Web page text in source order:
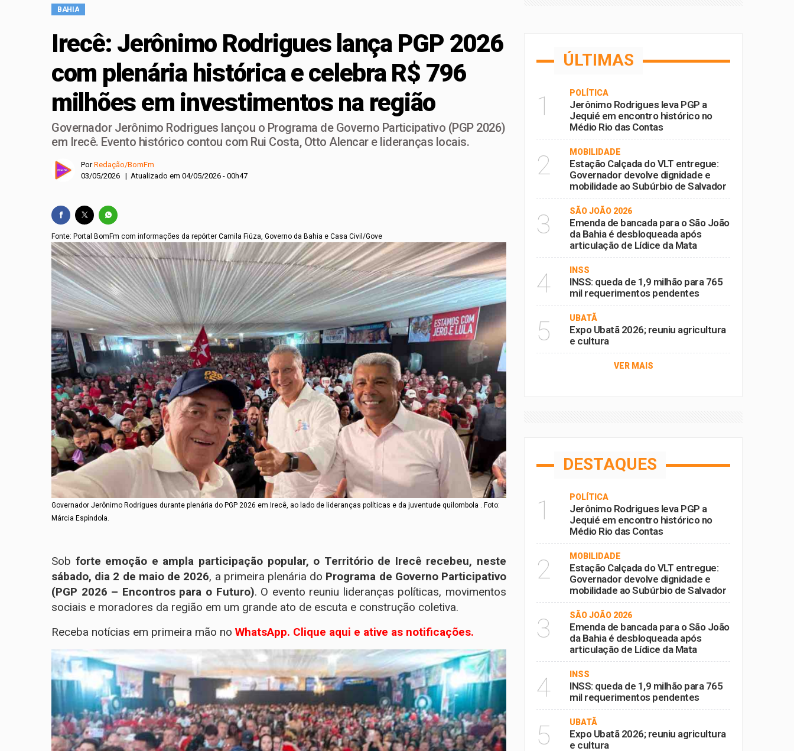
Jerônimo Rodrigues leva PGP a Jequié em encontro histórico no Médio Rio das Contas
Jerônimo Rodrigues inaugura Estação Calçada e devolve dignidade e mobilidade ao Subúrbio de Salvador
Emenda de bancada para o São João da Bahia é desbloqueada após articulação de Lídice da Mata
BAHIA
Irecê: Jerônimo Rodrigues lança PGP 2026
com plenária histórica e celebra R$ 796
milhões em investimentos na região
Governador Jerônimo Rodrigues lançou o Programa de Governo Participativo (PGP 2026)
em Irecê. Evento histórico contou com Rui Costa, Otto Alencar e lideranças locais.
PorRedação/BomFm
03/05/2026 | Atualizado em 04/05/2026 - 00h47
Fonte: Portal BomFm com informações da repórter Camila Fiúza, Governo da Bahia e Casa Civil/Gove
Governador Jerônimo Rodrigues durante plenária do PGP 2026 em Irecê, ao lado de lideranças políticas e da juventude quilombola . Foto:
Márcia Espíndola.
Sob forte emoção e ampla participação popular, o Território de Irecê recebeu, neste
sábado, dia 2 de maio de 2026, a primeira plenária do Programa de Governo Participativo
(PGP 2026 – Encontros para o Futuro). O evento reuniu lideranças políticas, movimentos
sociais e moradores da região em um grande ato de escuta e construção coletiva.
Receba notícias em primeira mão no WhatsApp. Clique aqui e ative as notificações.
ÚLTIMAS
1 POLÍTICA
Jerônimo Rodrigues leva PGP a
Jequié em encontro histórico no
Médio Rio das Contas
2 MOBILIDADE
Estação Calçada do VLT entregue:
Governador devolve dignidade e
mobilidade ao Subúrbio de Salvador
3 SÃO JOÃO 2026
Emenda de bancada para o São João
da Bahia é desbloqueada após
articulação de Lídice da Mata
4 INSS
INSS: queda de 1,9 milhão para 765
mil requerimentos pendentes
5 UBATÃ
Expo Ubatã 2026; reuniu agricultura
e cultura
VER MAIS
DESTAQUES
1 POLÍTICA
Jerônimo Rodrigues leva PGP a
Jequié em encontro histórico no
Médio Rio das Contas
2 MOBILIDADE
Estação Calçada do VLT entregue:
Governador devolve dignidade e
mobilidade ao Subúrbio de Salvador
3 SÃO JOÃO 2026
Emenda de bancada para o São João
da Bahia é desbloqueada após
articulação de Lídice da Mata
4 INSS
INSS: queda de 1,9 milhão para 765
mil requerimentos pendentes
5 UBATÃ
Expo Ubatã 2026; reuniu agricultura
e cultura